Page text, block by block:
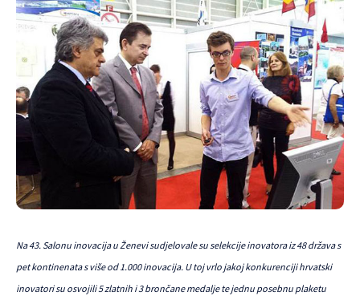
Na 43. Salonu inovacija u Ženevi sudjelovale su selekcije inovatora iz 48 država s
pet kontinenata s više od 1.000 inovacija. U toj vrlo jakoj konkurenciji hrvatski
inovatori su osvojili 5 zlatnih i 3 brončane medalje te jednu posebnu plaketu